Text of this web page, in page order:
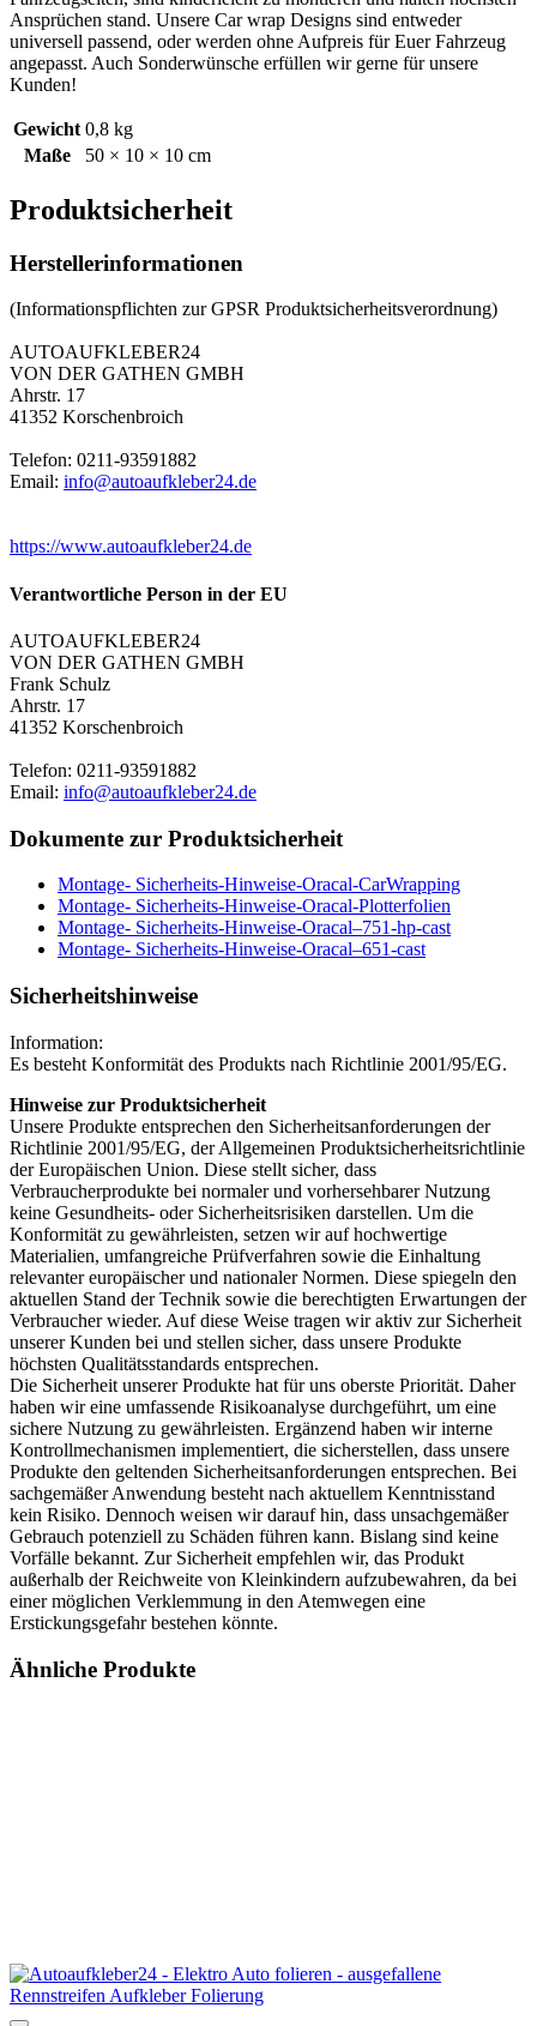
Ansprüchen stand. Unsere Car wrap Designs sind entweder
universell passend, oder werden ohne Aufpreis für Euer Fahrzeug
angepasst. Auch Sonderwünsche erfüllen wir gerne für unsere
Kunden!
Gewicht 0,8 kg
Maße
50 × 10 × 10 cm
Produktsicherheit
Herstellerinformationen
(Informationspflichten zur GPSR Produktsicherheitsverordnung)
AUTOAUFKLEBER24
VON DER GATHEN GMBH
Ahrstr. 17
41352 Korschenbroich
Telefon: 0211-93591882
Email: info@autoaufkleber24.de
https://www.autoaufkleber24.de
Verantwortliche Person in der EU
AUTOAUFKLEBER24
VON DER GATHEN GMBH
Frank Schulz
Ahrstr. 17
41352 Korschenbroich
Telefon: 0211-93591882
Email: info@autoaufkleber24.de
Dokumente zur Produktsicherheit
Montage- Sicherheits-Hinweise-Oracal-CarWrapping
Montage- Sicherheits-Hinweise-Oracal-Plotterfolien
Montage- Sicherheits-Hinweise-Oracal–751-hp-cast
Montage- Sicherheits-Hinweise-Oracal–651-cast
Sicherheitshinweise
Information:
Es besteht Konformität des Produkts nach Richtlinie 2001/95/EG.
Hinweise zur Produktsicherheit
Unsere Produkte entsprechen den Sicherheitsanforderungen der
Richtlinie 2001/95/EG, der Allgemeinen Produktsicherheitsrichtlinie
der Europäischen Union. Diese stellt sicher, dass
Verbraucherprodukte bei normaler und vorhersehbarer Nutzung
keine Gesundheits- oder Sicherheitsrisiken darstellen. Um die
Konformität zu gewährleisten, setzen wir auf hochwertige
Materialien, umfangreiche Prüfverfahren sowie die Einhaltung
relevanter europäischer und nationaler Normen. Diese spiegeln den
aktuellen Stand der Technik sowie die berechtigten Erwartungen der
Verbraucher wieder. Auf diese Weise tragen wir aktiv zur Sicherheit
unserer Kunden bei und stellen sicher, dass unsere Produkte
höchsten Qualitätsstandards entsprechen.
Die Sicherheit unserer Produkte hat für uns oberste Priorität. Daher
haben wir eine umfassende Risikoanalyse durchgeführt, um eine
sichere Nutzung zu gewährleisten. Ergänzend haben wir interne
Kontrollmechanismen implementiert, die sicherstellen, dass unsere
Produkte den geltenden Sicherheitsanforderungen entsprechen. Bei
sachgemäßer Anwendung besteht nach aktuellem Kenntnisstand
kein Risiko. Dennoch weisen wir darauf hin, dass unsachgemäßer
Gebrauch potenziell zu Schäden führen kann. Bislang sind keine
Vorfälle bekannt. Zur Sicherheit empfehlen wir, das Produkt
außerhalb der Reichweite von Kleinkindern aufzubewahren, da bei
einer möglichen Verklemmung in den Atemwegen eine
Erstickungsgefahr bestehen könnte.
Ähnliche Produkte